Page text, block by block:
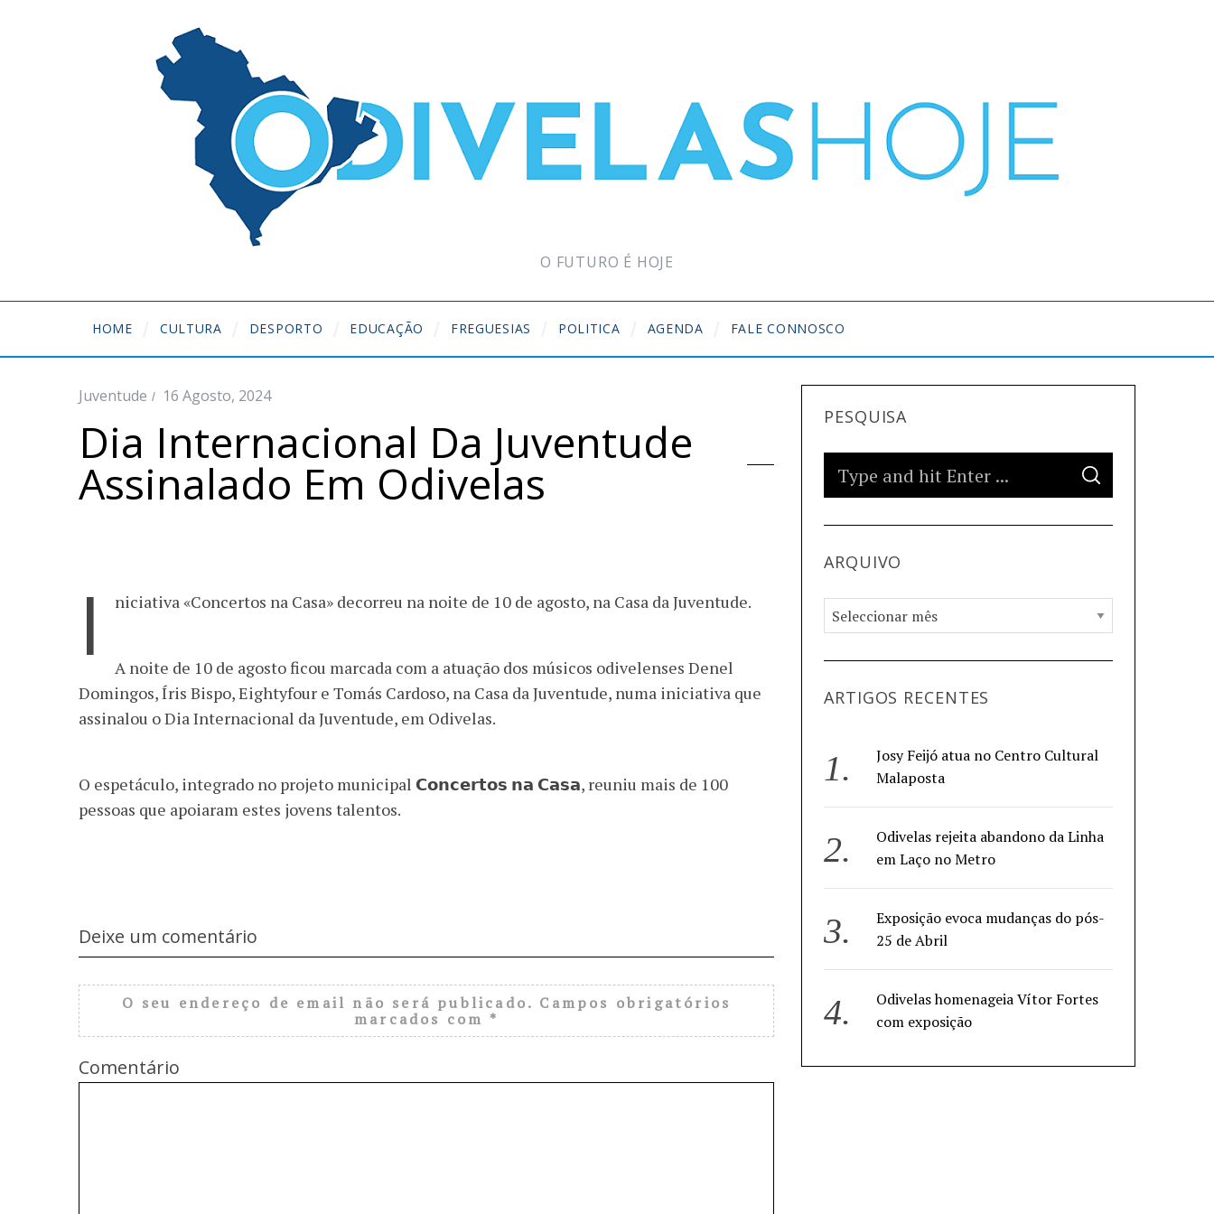
O FUTURO É HOJE
HOME CULTURA DESPORTO EDUCAÇÃO FREGUESIAS POLITICA AGENDA FALE CONNOSCO
Juventude 16 Agosto, 2024
Dia Internacional Da Juventude
Assinalado Em Odivelas
I niciativa «Concertos na Casa» decorreu na noite de 10 de agosto, na Casa da Juventude.
A noite de 10 de agosto ficou marcada com a atuação dos músicos odivelenses Denel
Domingos, Íris Bispo, Eightyfour e Tomás Cardoso, na Casa da Juventude, numa iniciativa que
assinalou o Dia Internacional da Juventude, em Odivelas.
O espetáculo, integrado no projeto municipal 𝗖𝗼𝗻𝗰𝗲𝗿𝘁𝗼𝘀 𝗻𝗮 𝗖𝗮𝘀𝗮, reuniu mais de 100
pessoas que apoiaram estes jovens talentos.
Deixe um comentário
O seu endereço de email não será publicado. Campos obrigatórios
marcados com *
Comentário
PESQUISA
ARQUIVO
ARTIGOS RECENTES
Josy Feijó atua no Centro Cultural
Malaposta
Odivelas rejeita abandono da Linha
em Laço no Metro
Exposição evoca mudanças do pós-
25 de Abril
Odivelas homenageia Vítor Fortes
com exposição